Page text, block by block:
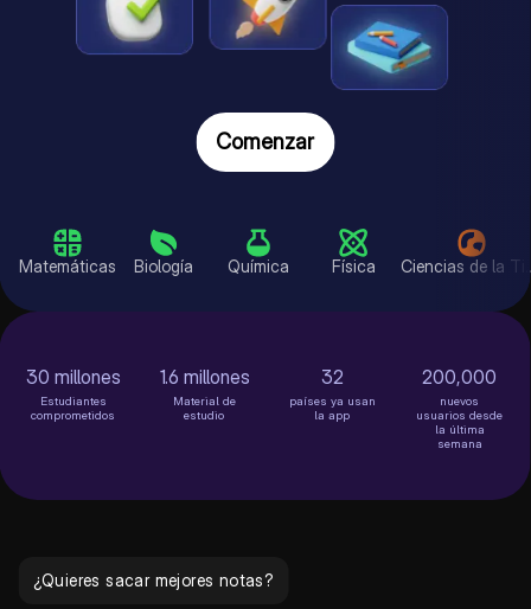
Comenzar
Matemáticas Biología Química Física
30 millones
Estudiantes
comprometidos
1.6 millones
Material de
estudio
32
países ya usan
la app
200,000
nuevos
usuarios desde
la última
semana
¿Quieres sacar mejores notas?